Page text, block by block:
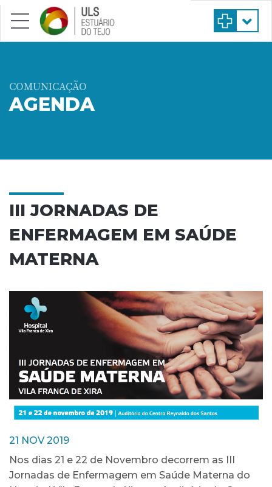
Saltar para conteúdo principal
COMUNICAÇÃO
AGENDA
III JORNADAS DE
ENFERMAGEM EM SAÚDE
MATERNA
21 NOV 2019
Nos dias 21 e 22 de Novembro decorrem as III
Jornadas de Enfermagem em Saúde Materna do